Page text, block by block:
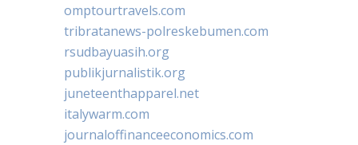
omptourtravels.com
tribratanews-polreskebumen.com
rsudbayuasih.org
publikjurnalistik.org
juneteenthapparel.net
italywarm.com
journaloffinanceeconomics.com